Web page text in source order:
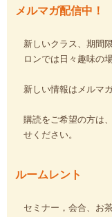
メルマガ配信中！
新しいクラス、期間
ロンでは日々趣味の
新しい情報はメルマ
購読をご希望の方は
せください。
ルームレント
セミナー，会合、お